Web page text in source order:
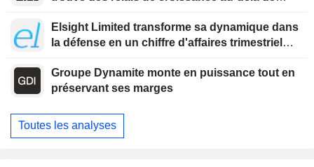
Elsight Limited transforme sa dynamique dans
la défense en un chiffre d'affaires trimestriel
Groupe Dynamite monte en puissance tout en
préservant ses marges
Toutes les analyses